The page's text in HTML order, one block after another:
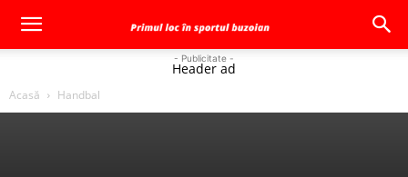
- Publicitate -
Header ad
Acasă Handbal